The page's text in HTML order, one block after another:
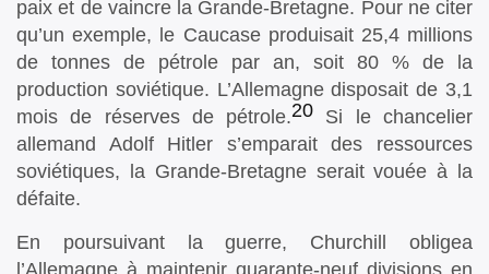
paix et de vaincre la Grande-Bretagne. Pour ne citer
qu’un exemple, le Caucase produisait 25,4 millions
de tonnes de pétrole par an, soit 80 % de la
production soviétique. L’Allemagne disposait de 3,1
mois de réserves de pétrole.20 Si le chancelier
allemand Adolf Hitler s’emparait des ressources
soviétiques, la Grande-Bretagne serait vouée à la
défaite.
En poursuivant la guerre, Churchill obligea
l’Allemagne à maintenir quarante-neuf divisions en